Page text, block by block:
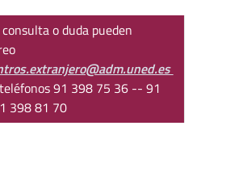
o duda pueden
91 398 75 36 -- 91
398 81 70